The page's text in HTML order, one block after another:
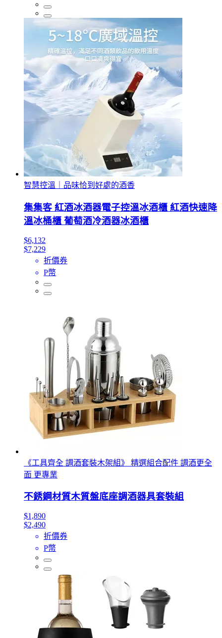
智慧控溫｜品味恰到好處的酒香
集集客 紅酒冰酒器電子控溫冰酒櫃 紅酒快速降
溫冰桶櫃 葡萄酒冷酒器冰酒櫃
$6,132
$7,229
折價券
P幣
《工具齊全 調酒套裝木架組》 精選組合配件 調酒更全
面 更專業
不銹鋼材質木質盤底座調酒器具套裝組
$1,890
$2,490
折價券
P幣